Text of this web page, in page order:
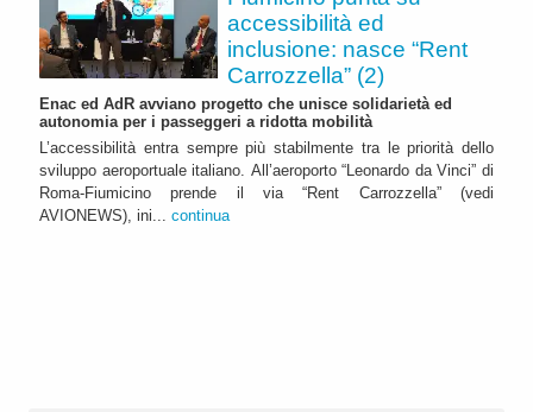
accessibilità ed
inclusione: nasce “Rent
Carrozzella” (2)
Enac ed AdR avviano progetto che unisce solidarietà ed
autonomia per i passeggeri a ridotta mobilità
L’accessibilità entra sempre più stabilmente tra le priorità dello
sviluppo aeroportuale italiano. All’aeroporto “Leonardo da Vinci” di
Roma-Fiumicino prende il via “Rent Carrozzella” (vedi
AVIONEWS), ini... continua